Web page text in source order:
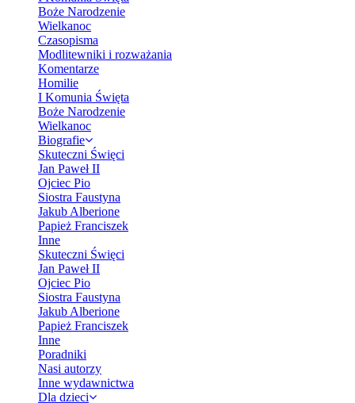
Boże Narodzenie
Wielkanoc
Czasopisma
Modlitewniki i rozważania
Komentarze
Homilie
I Komunia Święta
Boże Narodzenie
Wielkanoc
Biografie
Skuteczni Święci
Jan Paweł II
Ojciec Pio
Siostra Faustyna
Jakub Alberione
Papież Franciszek
Inne
Skuteczni Święci
Jan Paweł II
Ojciec Pio
Siostra Faustyna
Jakub Alberione
Papież Franciszek
Inne
Poradniki
Nasi autorzy
Inne wydawnictwa
Dla dzieci